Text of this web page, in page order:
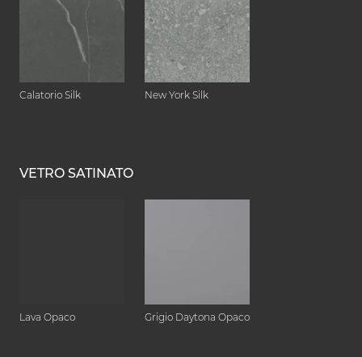
Calatorio Silk New York Silk
VETRO SATINATO
Lava Opaco Grigio Daytona Opaco